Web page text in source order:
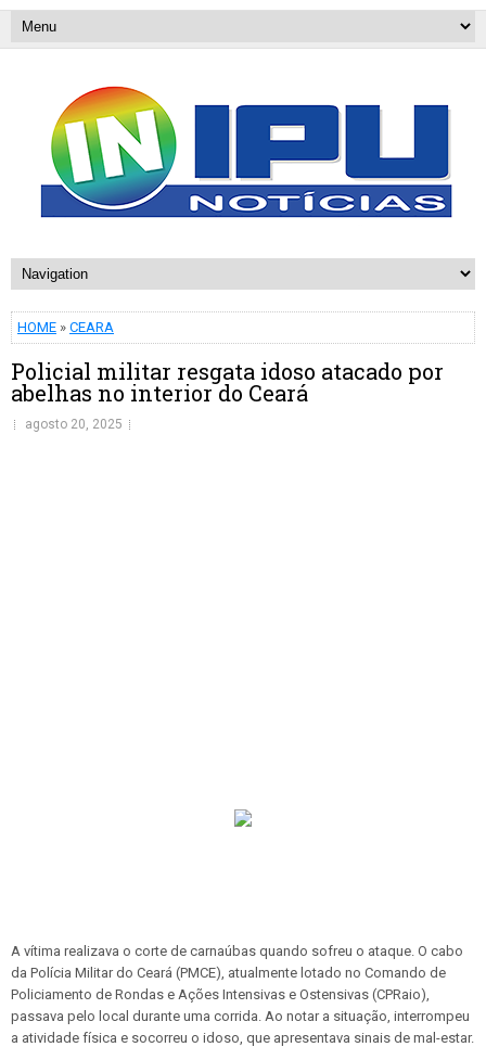
HOME » CEARA
Policial militar resgata idoso atacado por
abelhas no interior do Ceará
agosto 20, 2025
A vítima realizava o corte de carnaúbas quando sofreu o ataque. O cabo
da Polícia Militar do Ceará (PMCE), atualmente lotado no Comando de
Policiamento de Rondas e Ações Intensivas e Ostensivas (CPRaio),
passava pelo local durante uma corrida. Ao notar a situação, interrompeu
a atividade física e socorreu o idoso, que apresentava sinais de mal-estar.